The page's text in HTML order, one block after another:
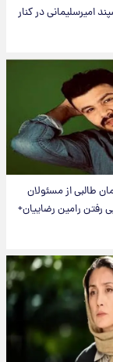
امیرسلیمانی در کنار
طالبی از مسئولان
رفتن رامین رضاییان+